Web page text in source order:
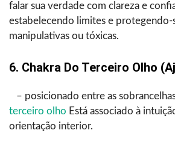
falar sua verdade com clareza e
estabelecendo limites e protegendo-
manipulativas ou tóxicas.
6. Chakra Do Terceiro Olho
– posicionado entre as
terceiro olho Está associado à
orientação interior.